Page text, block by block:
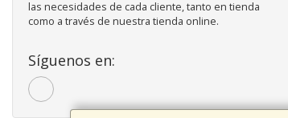
las necesidades de cada cliente, tanto en tienda
como a través de nuestra tienda online.
Síguenos en: